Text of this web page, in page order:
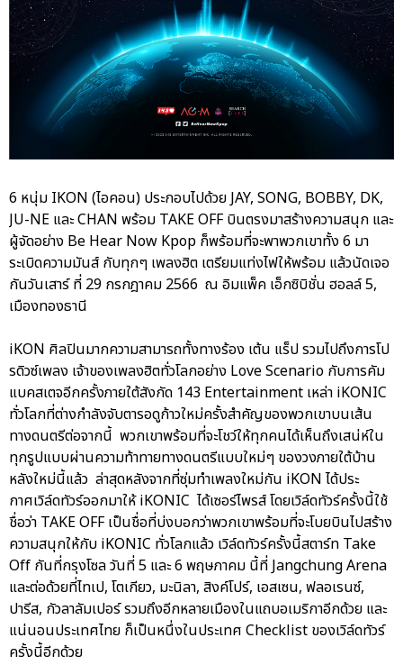
6 หนุ่ม IKON (ไอคอน) ประกอบไปด้วย JAY, SONG, BOBBY, DK,
JU-NE และ CHAN พร้อม TAKE OFF บินตรงมาสร้างความสนุก และ
ผู้จัดอย่าง Be Hear Now Kpop ก็พร้อมที่จะพาพวกเขาทั้ง 6 มา
ระเบิดความมันส์ กับทุกๆ เพลงฮิต เตรียมแท่งไฟให้พร้อม แล้วนัดเจอ
กันวันเสาร์ ที่ 29 กรกฎาคม 2566 ณ อิมแพ็ค เอ็กซิบิชั่น ฮอลล์ 5,
เมืองทองธานี
iKON ศิลปินมากความสามารถทั้งทางร้อง เต้น แร็ป รวมไปถึงการโป
รดิวซ์เพลง เจ้าของเพลงฮิตทั่วโลกอย่าง Love Scenario กับการคัม
แบคสเตจอีกครั้งภายใต้สังกัด 143 Entertainment เหล่า iKONIC
ทั่วโลกที่ต่างกำลังจับตารอดูก้าวใหม่ครั้งสำคัญของพวกเขาบนเส้น
ทางดนตรีต่อจากนี้ พวกเขาพร้อมที่จะโชว์ให้ทุกคนได้เห็นถึงเสน่ห์ใน
ทุกรูปแบบผ่านความท้าทายทางดนตรีแบบใหม่ๆ ของวงภายใต้บ้าน
หลังใหม่นี้แล้ว ล่าสุดหลังจากที่ซุ่มทำเพลงใหม่กัน iKON ได้ประ
กาศเวิล์ดทัวร์ออกมาให้ iKONIC ได้เซอร์ไพรส์ โดยเวิล์ดทัวร์ครั้งนี้ใช้
ชื่อว่า TAKE OFF เป็นชื่อที่บ่งบอกว่าพวกเขาพร้อมที่จะโบยบินไปสร้าง
ความสนุกให้กับ iKONIC ทั่วโลกแล้ว เวิล์ดทัวร์ครั้งนี้สตาร์ท Take
Off กันที่กรุงโซล วันที่ 5 และ 6 พฤษภาคม นี้ที่ Jangchung Arena
และต่อด้วยที่ไทเป, โตเกียว, มะนิลา, สิงค์โปร์, เอสเซน, ฟลอเรนซ์,
ปารีส, กัวลาลัมเปอร์ รวมถึงอีกหลายเมืองในแถบอเมริกาอีกด้วย และ
แน่นอนประเทศไทย ก็เป็นหนึ่งในประเทศ Checklist ของเวิล์ดทัวร์
ครั้งนี้อีกด้วย